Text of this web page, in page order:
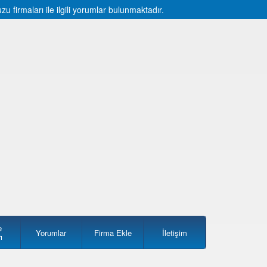
firmaları ile ilgili yorumlar bulunmaktadır.
Yorumlar Firma Ekle İletişim